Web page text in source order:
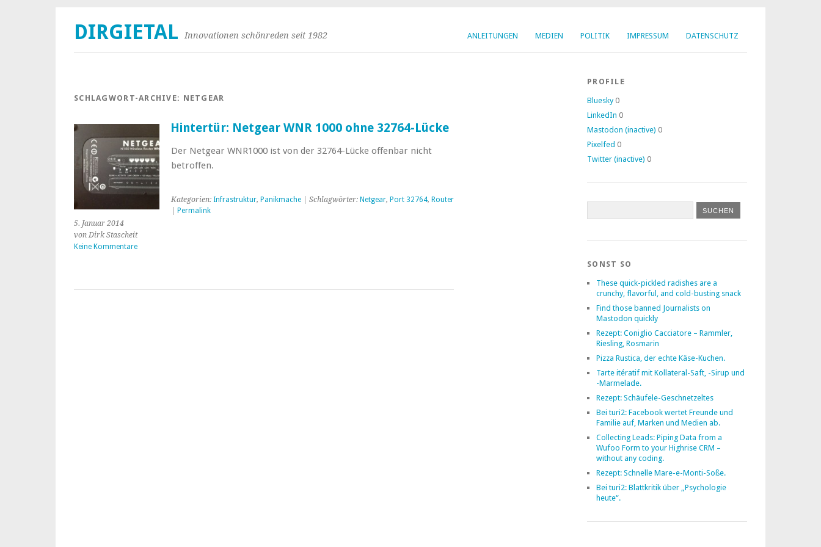
ANLEITUNGEN MEDIEN POLITIK IMPRESSUM DATENSCHUTZ
DIRGIETAL Innovationen schönreden seit 1982
SCHLAGWORT-ARCHIVE: NETGEAR
5. Januar 2014
von Dirk Stascheit
Keine Kommentare
Hintertür: Netgear WNR 1000 ohne 32764-Lücke
Der Netgear WNR1000 ist von der 32764-Lücke offenbar nicht
betroffen.
Kategorien: Infrastruktur, Panikmache| Schlagwörter: Netgear, Port 32764, Router
Permalink
PROFILE
Bluesky 0
LinkedIn 0
Mastodon (inactive) 0
Pixelfed 0
Twitter (inactive) 0
SONST SO
These quick-pickled radishes are a
crunchy, flavorful, and cold-busting snack
Find those banned Journalists on
Mastodon quickly
Rezept: Coniglio Cacciatore – Rammler,
Riesling, Rosmarin
Pizza Rustica, der echte Käse-Kuchen.
Tarte itératif mit Kollateral-Saft, -Sirup und
-Marmelade.
Rezept: Schäufele-Geschnetzeltes
Bei turi2: Facebook wertet Freunde und
Familie auf, Marken und Medien ab.
Collecting Leads: Piping Data from a
Wufoo Form to your Highrise CRM –
without any coding.
Rezept: Schnelle Mare-e-Monti-Soße.
Bei turi2: Blattkritik über „Psychologie
heute“.